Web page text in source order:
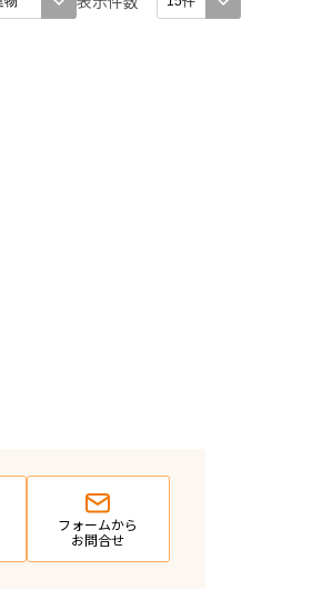
フォームから
お問合せ